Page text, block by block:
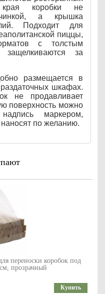
коробки не
а крышка
Подходит для
пиццы,
с толстым
защелкиваются за
размещается в
шкафах.
не продавливает
поверхность можно
маркером,
наносят по желанию.
переноски коробок под
прозрачный
Купить